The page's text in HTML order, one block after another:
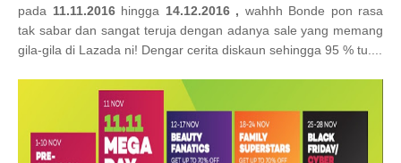
pada 11.11.2016hingga 14.12.2016 , wahhh Bonde pon rasa
tak sabar dan sangat teruja dengan adanya sale yang memang
gila-gila di Lazada ni! Dengar cerita diskaun sehingga 95 % tu....